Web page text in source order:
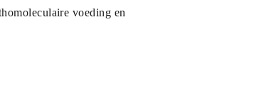
voeding en